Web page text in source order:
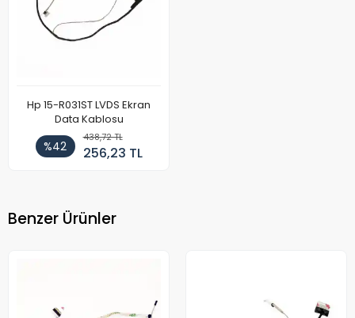
Hp 15-R031ST LVDS Ekran
Data Kablosu
%42
438,72 TL
256,23 TL
Benzer Ürünler